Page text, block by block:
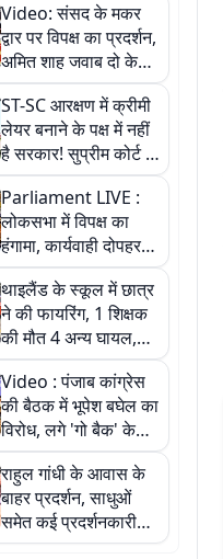
Video: संसद के मकर
द्वार पर विपक्ष का प्रदर्शन,
अमित शाह जवाब दो के
लगे नारे
ST-SC आरक्षण में क्रीमी
लेयर बनाने के पक्ष में नहीं
है सरकार! सुप्रीम कोर्ट में
दर्ज याचिका पर दी
प्रतिक्रिया
Parliament LIVE :
लोकसभा में विपक्ष का
हंगामा, कार्यवाही दोपहर
12 बजे तक स्थगित
थाइलैंड के स्कूल में छात्र
ने की फायरिंग, 1 शिक्षक
की मौत 4 अन्य घायल,
आरोपी ने खुद को भी मारी
गोली
Video : पंजाब कांग्रेस
की बैठक में भूपेश बघेल का
विरोध, लगे 'गो बैक' के
नारे
राहुल गांधी के आवास के
बाहर प्रदर्शन, साधुओं
समेत कई प्रदर्शनकारी
हिरासत में